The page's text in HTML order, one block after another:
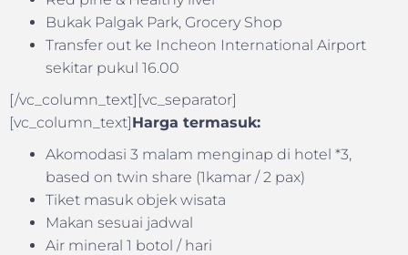
Bukak Palgak Park, Grocery Shop
Transfer out ke Incheon International Airport
sekitar pukul 16.00
[/vc_column_text][vc_separator]
[vc_column_text]Harga termasuk:
Akomodasi 3 malam menginap di hotel *3,
based on twin share (1kamar / 2 pax)
Tiket masuk objek wisata
Makan sesuai jadwal
Air mineral 1 botol / hari